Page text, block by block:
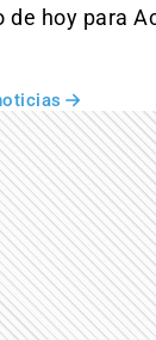
de hoy para